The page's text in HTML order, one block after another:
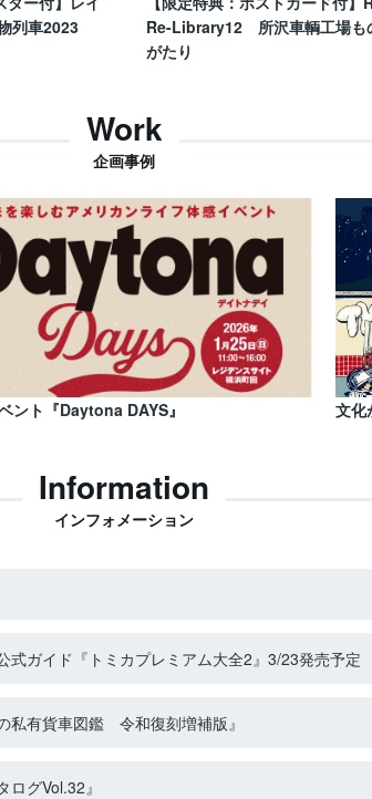
列車2023
Re-Library12 所沢車輌工場も
がたり
Work
企画事例
ント『Daytona DAYS』 文化
Information
インフォメーション
式ガイド『トミカプレミアム大全2』3/23発売予定
私有貨車図鑑 令和復刻増補版』
グVol.32』